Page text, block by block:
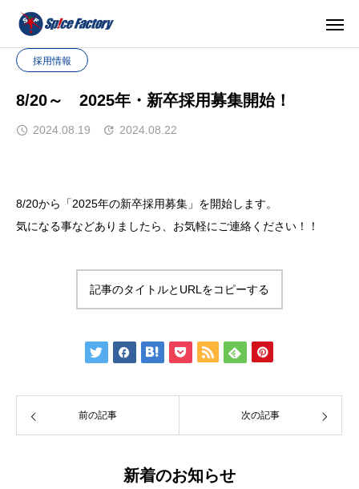
採用情報
8/20～ 2025年・新卒採用募集開始！
2024.08.19 2024.08.22
8/20から「2025年の新卒採用募集」を開始します。
気になる事などありましたら、お気軽にご連絡ください！！
記事のタイトルとURLをコピーする
前の記事 次の記事
新着のお知らせ